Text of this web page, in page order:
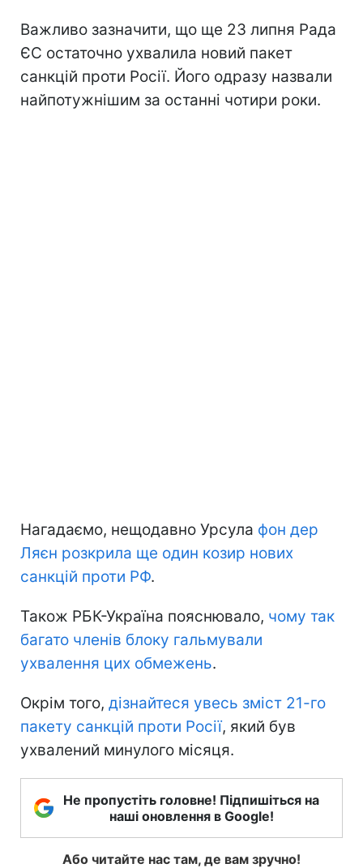
Важливо зазначити, що ще 23 липня Рада
ЄС остаточно ухвалила новий пакет
санкцій проти Росії. Його одразу назвали
найпотужнішим за останні чотири роки.
Нагадаємо, нещодавно Урсула фон дер
Ляєн розкрила ще один козир нових
санкцій проти РФ.
Також РБК-Україна пояснювало, чому так
багато членів блоку гальмували
ухвалення цих обмежень.
Окрім того, дізнайтеся увесь зміст 21-го
пакету санкцій проти Росії, який був
ухвалений минулого місяця.
Не пропустіть головне! Підпишіться на
наші оновлення в Google!
Або читайте нас там, де вам зручно!